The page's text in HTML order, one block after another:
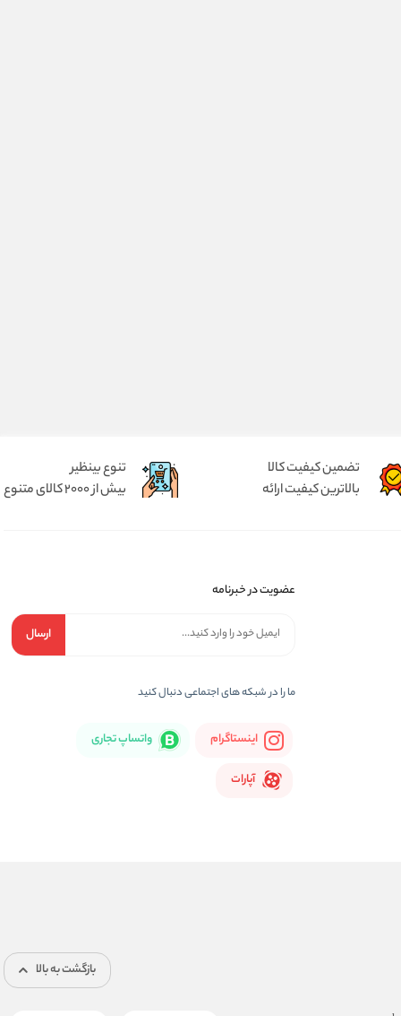
تضمین کیفیت کالا
بالاترین کیفیت ارائه
تنوع بینظیر
بیش از 2000 کالای متنوع
عضویت در خبرنامه
ارسال
ما را در شبكه های اجتماعی دنبال کنید
اینستاگرام واتساپ تجاری
آپارات
بازگشت به بالا